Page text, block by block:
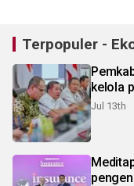
Terpopuler -
kelola
Jul 13th